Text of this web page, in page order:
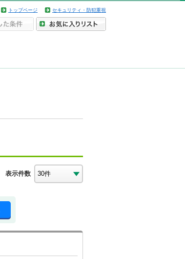
トップページ セキュリティ・防犯重視
表示件数